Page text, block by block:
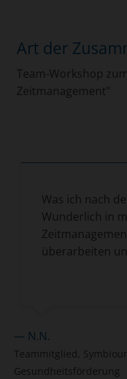
Art der
Team-Workshop
Zeitmanagement"
Was ich nach
Wunderlich in
überarbeiten
— N.N.
Teammitglied,
Gesundheitsförderung